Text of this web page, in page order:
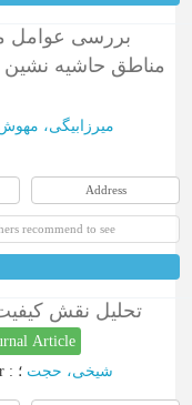
بررسی عوامل
مناطق حاشیه نشین
میرزابیگی،
Address
recommend to see
تحلیل نقش
Article
: شیخی، حجت ؛